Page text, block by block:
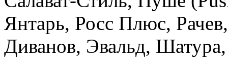
Янтарь, Росс Плюс,
Диванов, Эвальд,